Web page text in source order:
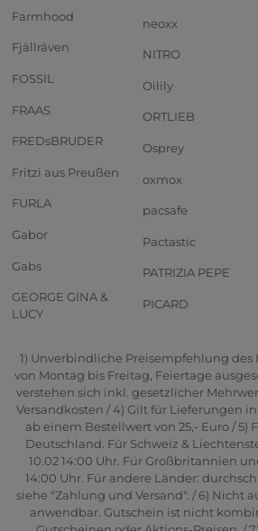
Farmhood
Fjällräven
FOSSIL
FRAAS
FREDsBRUDER
Fritzi aus Preußen
FURLA
Gabor
Gabs
GEORGE GINA &
LUCY
neoxx
NITRO
Oilily
ORTLIEB
Osprey
oxmox
pacsafe
Pactastic
PATRIZIA PEPE
PICARD
1) Unverbindliche Preisempfehlung des
von Montag bis Freitag, Feiertage
verstehen sich inkl. gesetzlicher
Versandkosten / 4) Gilt für Lieferungen
ab einem Bestellwert von 25,- Euro / 5)
Deutschland. Für Schweiz &
10.02 14:00 Uhr. Für Großbritannien
14:00 Uhr. Für andere Länder:
siehe "Zahlung und Versand". / 6) Nicht
anwendbar. Gutschein ist nicht